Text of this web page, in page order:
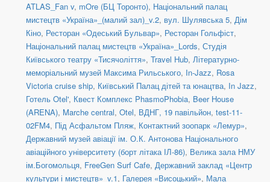
ATLAS_Fan v, mOre (БЦ Торонто), Національний палац
мистецтв «Україна»_(малий зал)_v.2, вул. Шулявська 5, Дім
Кіно, Ресторан «Одеський Бульвар», Ресторан Гольфіст,
Національний палац мистецтв «Україна»_Lords, Студія
Київського театру «Тисячоліття», Travel Hub, Літературно-
меморіальний музей Максима Рильського, In-Jazz, Rosa
Victoria cruise ship, Київський Палац дітей та юнацтва, In Jazz,
Готель Otel', Квест Комплекс PhasmoPhobia, Beer House
(ARENA), Marche central, Otel, ВДНГ, 19 павільйон, test-11-
02FM4, Під Асфальтом Пляж, Контактний зоопарк «Лемур»,
Державний музей авіації ім. О.К. Антонова Національного
авіаційного університету (борт літака ІЛ-86), Велика зала НМУ
ім.Богомольця, FreeGen Surf Cafe, Державний заклад «Центр
культури і мистецтв»_v.1, Галерея «Висоцький», Мала